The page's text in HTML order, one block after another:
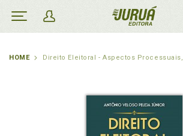
HOME Direito Eleitoral - Aspectos